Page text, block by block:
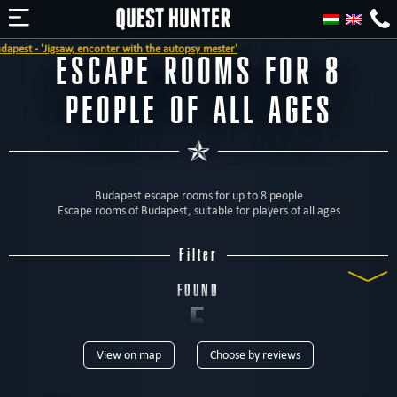
with the autopsy mester'
ESCAPE ROOMS FOR 8
PEOPLE OF ALL AGES
Budapest escape rooms for up to 8 people
Escape rooms of Budapest, suitable for players of all ages
Filter
FOUND
5
ROOMS
View on map Choose by reviews